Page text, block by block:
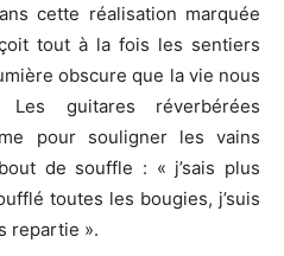
cette réalisation marquée
tout à la fois les sentiers
obscure que la vie nous
guitares réverbérées
pour souligner les vains
de souffle : « j’sais plus
toutes les bougies, j’suis
repartie ».